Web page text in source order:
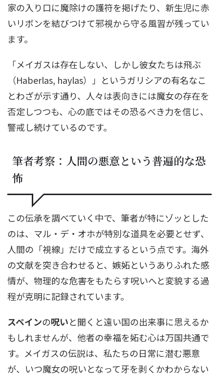
家の入り口に魔除けの護符を掲げたり、新生児に赤
いリボンを結びつけて邪視から守る風習が残ってい
ます。
「メイガスは存在しない、しかし彼女たちは飛ぶ
（Haberlas, haylas）」というガリシアの有名なこ
とわざが示す通り、人々は表向きには魔女の存在を
否定しつつも、心の底ではその恐るべき力を信じ、
警戒し続けているのです。
筆者考察：人間の悪意という普遍的な恐
怖
この伝承を調べていく中で、筆者が特にゾッとした
のは、マル・デ・オホが特別な道具を必要とせず、
人間の「視線」だけで成立するという点です。海外
の文献を突き合わせると、嫉妬というありふれた感
情が、物理的な危害をもたらす呪いへと変貌する過
程が克明に記録されています。
スペインの呪いと聞くと遠い国の出来事に思えるか
もしれませんが、他者の幸福を妬む心は万国共通で
す。メイガスの伝説は、私たちの日常に潜む悪意
が、いつ魔女の呪いとなって牙を剥くかわからない